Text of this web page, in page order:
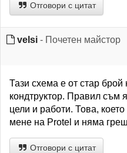
Отговори с цитат
velsi - Почетен майстор
Тази схема е от стар
кондтруктор. Правил съм
цели и работи. Това,
мене на Protel и няма
Отговори с цитат